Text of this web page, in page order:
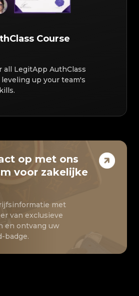
Course
all LegitApp AuthClass
up your team's
op met ons
voor zakelijke
met
van exclusieve
en ontvang uw
badge.